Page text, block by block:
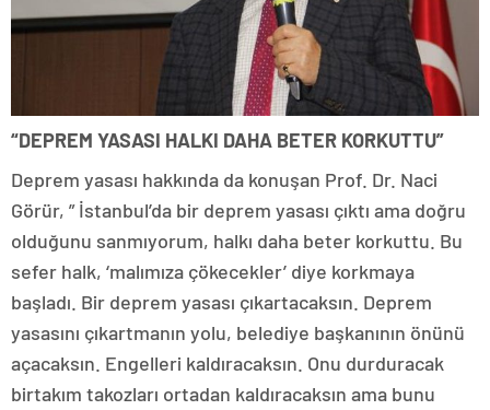
“DEPREM YASASI HALKI DAHA BETER KORKUTTU”
Deprem yasası hakkında da konuşan Prof. Dr. Naci
Görür, ” İstanbul’da bir deprem yasası çıktı ama doğru
olduğunu sanmıyorum, halkı daha beter korkuttu. Bu
sefer halk, ‘malımıza çökecekler’ diye korkmaya
başladı. Bir deprem yasası çıkartacaksın. Deprem
yasasını çıkartmanın yolu, belediye başkanının önünü
açacaksın. Engelleri kaldıracaksın. Onu durduracak
birtakım takozları ortadan kaldıracaksın ama bunu